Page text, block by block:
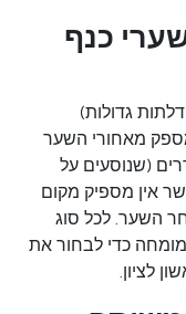
כנף
גדולות)
מאחורי השער
(שנוסעים על
אין מספיק מקום
השער. לכל סוג
מומחה כדי לבחור את
לציון.